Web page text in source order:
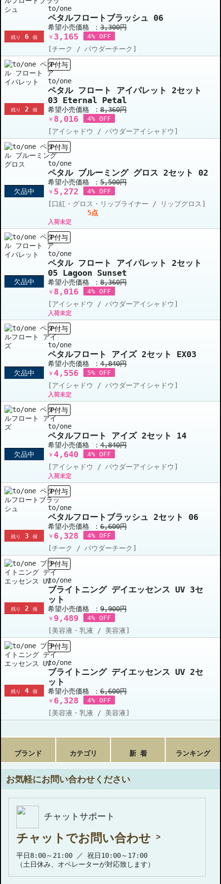
残り 6 個
to/one
ペタルフロートブラッシュ 06
希望小売価格 ： 3,300円
￥ 3,165 4% OFF
[チーク / パウダーチーク]
残り 2 個
P付与
to/one
ペタル フロート アイパレット 2セット
03 Eternal Petal
希望小売価格 ： 8,360円
￥ 8,016 4% OFF
[アイシャドウ / パウダーアイシャドウ]
欠品中
P付与
to/one
ペタル ブルーミング グロス 2セット 02
希望小売価格 ： 5,500円
￥ 5,272 4% OFF
[口紅・グロス・リップライナー / リップグロス]
5点
入荷未定
欠品中
P付与
to/one
ペタル フロート アイパレット 2セット
05 Lagoon Sunset
希望小売価格 ： 8,360円
￥ 8,016 4% OFF
[アイシャドウ / パウダーアイシャドウ]
入荷未定
欠品中
P付与
to/one
ペタルフロート アイズ 2セット EX03
希望小売価格 ： 4,840円
￥ 4,556 5% OFF
[アイシャドウ / パウダーアイシャドウ]
入荷未定
欠品中
P付与
to/one
ペタルフロート アイズ 2セット 14
希望小売価格 ： 4,840円
￥ 4,640 4% OFF
[アイシャドウ / パウダーアイシャドウ]
入荷未定
残り 3 個
P付与
to/one
ペタルフロートブラッシュ 2セット 06
希望小売価格 ： 6,600円
￥ 6,328 4% OFF
[チーク / パウダーチーク]
残り 2 個
P付与
to/one
ブライトニング デイエッセンス UV 3セ
ット
希望小売価格 ： 9,900円
￥ 9,489 4% OFF
[美容液・乳液 / 美容液]
残り 4 個
P付与
to/one
ブライトニング デイエッセンス UV 2セ
ット
希望小売価格 ： 6,600円
￥ 6,328 4% OFF
[美容液・乳液 / 美容液]
ブランド カテゴリ 新 着 ランキング
お気軽にお問い合わせください
チャットサポート
チャットでお問い合わせ
平日8:00～21:00 ／ 祝日10:00～17:00
（土日休み、オペレーターが対応致します）